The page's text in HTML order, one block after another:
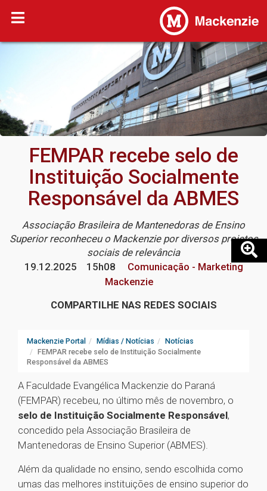
FEMPAR recebe selo de
Instituição Socialmente
Responsável da ABMES
Associação Brasileira de Mantenedoras de Ensino
Superior reconheceu o Mackenzie por diversos projetos
sociais de relevância
19.12.2025
15h08
Comunicação - Marketing
Mackenzie
COMPARTILHE NAS REDES SOCIAIS
Mackenzie Portal Mídias / Notícias
Notícias
FEMPAR recebe selo de Instituição Socialmente
Responsável da ABMES
A Faculdade Evangélica Mackenzie do Paraná
(FEMPAR) recebeu, no último mês de novembro, o
selo de Instituição Socialmente Responsável,
concedido pela Associação Brasileira de
Mantenedoras de Ensino Superior (ABMES).
Além da qualidade no ensino, sendo escolhida como
umas das melhores instituições de ensino superior do